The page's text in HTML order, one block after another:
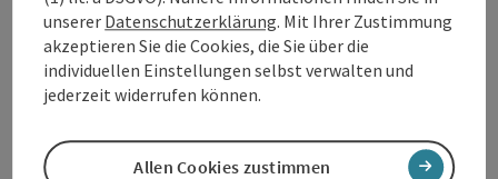
Kontakt Andrea Zaglmair : +43 676 4302350
Ein Projekt der communale oö 2026.
Kontakt
unserer Datenschutzerklärung. Mit Ihrer Zustimmung
akzeptieren Sie die Cookies, die Sie über die
individuellen Einstellungen selbst verwalten und
jederzeit widerrufen können.
Allen Cookies zustimmen